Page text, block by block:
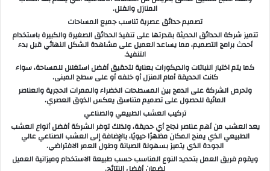
المنازل والفلل.
تصميم حدائق عصرية تناسب جميع المساحات
تتميز شركة الحدائق الحديثة بقدرتها على تنفيذ الحدائق الصغيرة والكبيرة باستخدام
أحدث برامج التصميم، مما يساعد العميل على مشاهدة الشكل النهائي قبل بدء
التنفيذ.
كما يتم اختيار النباتات والديكورات بعناية لتحقيق أفضل استغلال للمساحة، سواء
كانت الحديقة أمام المنزل أو خلفه أو على سطح المبنى.
وتحرص الشركة على الدمج بين المسطحات الخضراء والممرات الحجرية والعناصر
المائية للحصول على تصميم متناسق يعكس الذوق العصري.
تركيب العشب الطبيعي والصناعي
يعد العشب من أهم عناصر نجاح أي حديقة، ولذلك توفر الشركة أفضل أنواع العشب
الطبيعي الذي يمنح المكان مظهرًا حيويًا، بالإضافة إلى العشب الصناعي عالي
الجودة الذي يتميز بسهولة الصيانة وطول العمر الافتراضي.
ويقوم فريق العمل بتحديد النوع المناسب حسب طبيعة الاستخدام وميزانية العميل